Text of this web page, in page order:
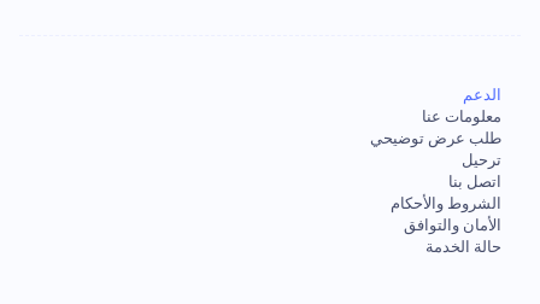
الدعم
معلومات عنا
طلب عرض توضيحي
ترحيل
اتصل بنا
الشروط والأحكام
الأمان والتوافق
حالة الخدمة